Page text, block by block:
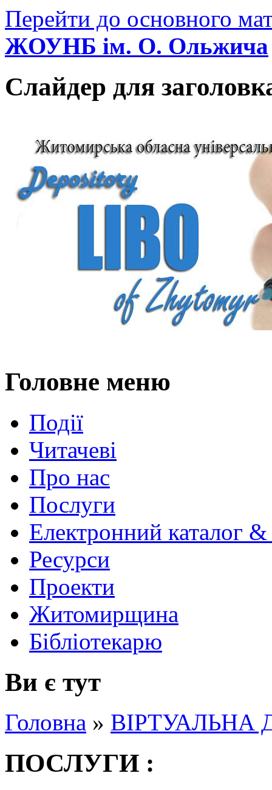
Перейти до основного
ЖОУНБ ім. О. Ольжича
Слайдер для
Головне меню
Події
Читачеві
Про нас
Послуги
Електронний каталог
Ресурси
Проекти
Житомирщина
Бібліотекарю
Ви є тут
Головна » ВІРТУАЛЬНА
ПОСЛУГИ :